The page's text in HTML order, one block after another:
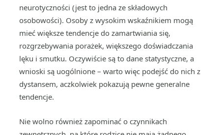
neurotyczności (jest to jedna ze składowych
osobowości). Osoby z wysokim wskaźnikiem mogą
mieć większe tendencje do zamartwiania się,
rozgrzebywania porażek, większego doświadczania
lęku i smutku. Oczywiście są to dane statystyczne, a
wnioski są uogólnione – warto więc podejść do nich z
dystansem, aczkolwiek pokazują pewne generalne
tendencje.
Nie wolno również zapominać o czynnikach